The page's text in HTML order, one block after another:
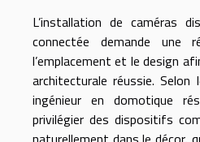
L’installation de caméras
connectée demande une
l’emplacement et le design
architecturale réussie. Selon
ingénieur en domotique
privilégier des dispositifs